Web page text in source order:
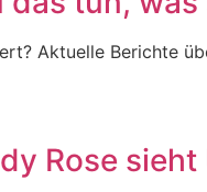
Aktuelle Berichte
Rose